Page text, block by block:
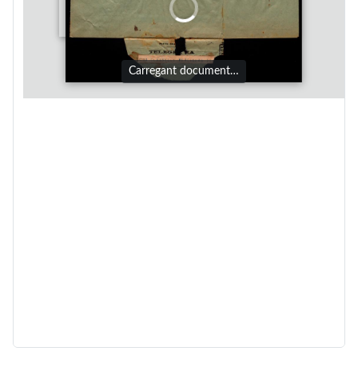
Carregant document…